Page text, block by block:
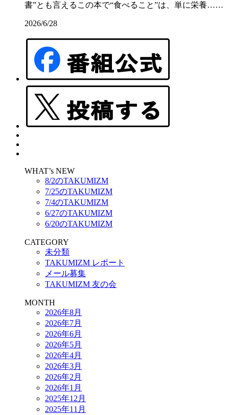
書”とも言えるこの本で“食べること”は、単に栄養……
2026/6/28
WHAT’s NEW
8/2のTAKUMIZM
7/25のTAKUMIZM
7/4のTAKUMIZM
6/27のTAKUMIZM
6/20のTAKUMIZM
CATEGORY
未分類
TAKUMIZM レポート
メール募集
TAKUMIZM 友の会
MONTH
2026年8月
2026年7月
2026年6月
2026年5月
2026年4月
2026年3月
2026年2月
2026年1月
2025年12月
2025年11月